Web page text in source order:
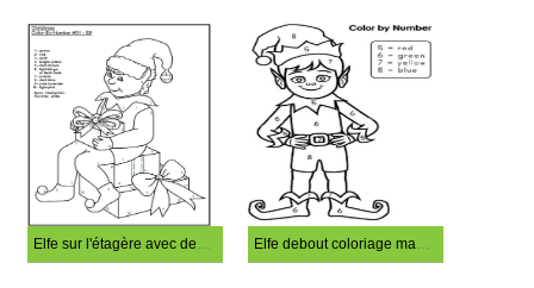
Elfe sur l'étagère avec des boîtes-cadeaux coloriage magique Elfe debout coloriage magique